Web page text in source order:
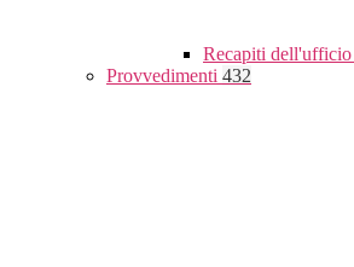
Recapiti dell'ufficio
Provvedimenti 432